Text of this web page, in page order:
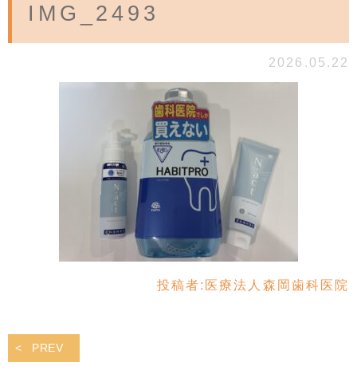
IMG_2493
2026.05.22
投稿者: 医療法人森岡歯科医院
PREV